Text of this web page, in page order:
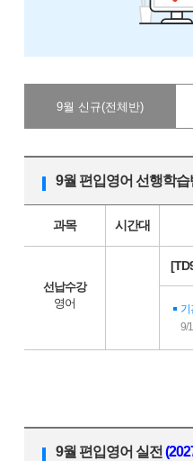
9월 신규(전체반)
9월 편입영어 선행학
과목 시간대
선납수강
영어
기
9/
9월 편입영어 실전